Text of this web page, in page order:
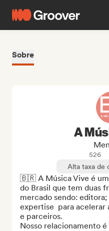
Sobre
A
526
Alta taxa de
🇧🇷 A Música Vive é
do Brasil que tem duas
mercado sendo: editora;
expertise  para acelerar
e parceiros.
Nosso relacionamento